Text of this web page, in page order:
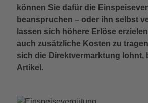
können Sie dafür die
beanspruchen – oder ihn selbst
lassen sich höhere Erlöse
auch zusätzliche Kosten zu
sich die Direktvermarktung lohnt,
Artikel.